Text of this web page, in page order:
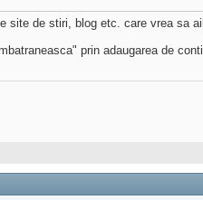
site de stiri, blog etc. care vrea sa
prin adaugarea de